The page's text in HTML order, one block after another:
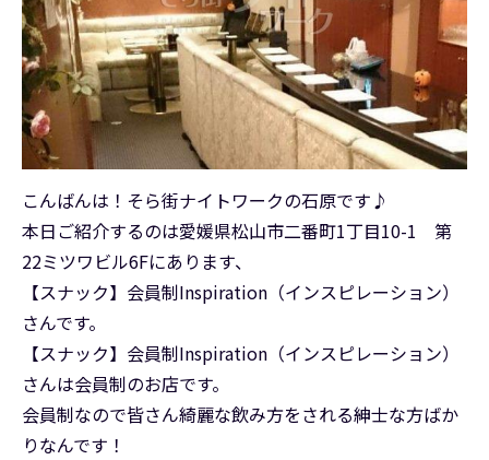
こんばんは！そら街ナイトワークの石原です♪
本日ご紹介するのは愛媛県松山市二番町1丁目10-1 第
22ミツワビル6Fにあります、
【スナック】会員制Inspiration（インスピレーション）
さんです。
【スナック】会員制Inspiration（インスピレーション）
さんは会員制のお店です。
会員制なので皆さん綺麗な飲み方をされる紳士な方ばか
りなんです！